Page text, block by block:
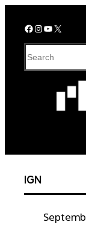
Facebook InstagramYouTube X
S
e
IGN